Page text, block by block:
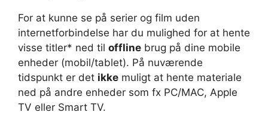
For at kunne se på serier og film uden
internetforbindelse har du mulighed for at hente
visse titler* ned til offline brug på dine mobile
enheder (mobil/tablet). På nuværende
tidspunkt er det ikke muligt at hente materiale
ned på andre enheder som fx PC/MAC, Apple
TV eller Smart TV.